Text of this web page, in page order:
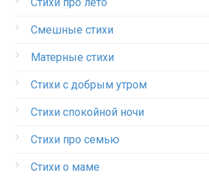
Смешные стихи
Матерные стихи
Стихи с добрым утром
Стихи спокойной ночи
Стихи про семью
Стихи о маме